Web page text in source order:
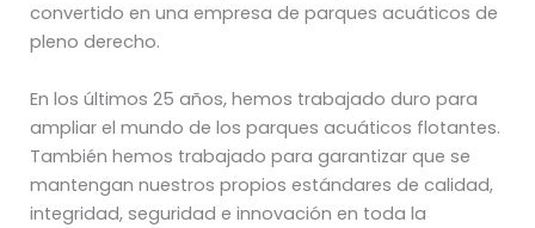
convertido en una empresa de parques acuáticos de
pleno derecho.
En los últimos 25 años, hemos trabajado duro para
ampliar el mundo de los parques acuáticos flotantes.
También hemos trabajado para garantizar que se
mantengan nuestros propios estándares de calidad,
integridad, seguridad e innovación en toda la